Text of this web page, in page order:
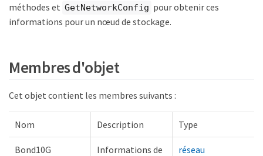
méthodes et GetNetworkConfig pour obtenir ces
informations pour un nœud de stockage.
Membres d'objet
Cet objet contient les membres suivants :
Nom Description Type
Bond10G
Informations de
réseau